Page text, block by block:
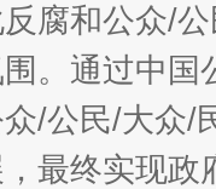
反腐和公众/
。通过中
/公民/大众/
最终实现